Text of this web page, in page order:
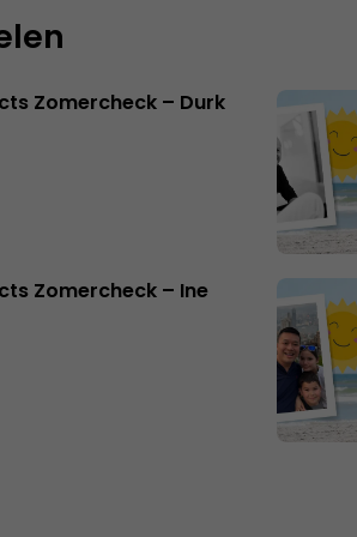
Zomercheck – Durk
Zomercheck – Ine